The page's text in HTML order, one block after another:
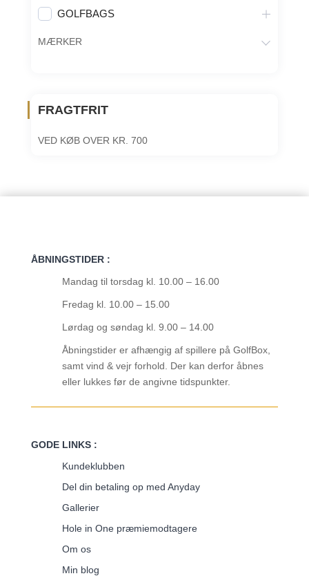
GOLFBAGS
MÆRKER
FRAGTFRIT
VED KØB OVER KR. 700
ÅBNINGSTIDER :
Mandag til torsdag kl. 10.00 – 16.00
Fredag kl. 10.00 – 15.00
Lørdag og søndag kl. 9.00 – 14.00
Åbningstider er afhængig af spillere på GolfBox,
samt vind & vejr forhold. Der kan derfor åbnes
eller lukkes før de angivne tidspunkter.
GODE LINKS :
Kundeklubben
Del din betaling op med Anyday
Gallerier
Hole in One præmiemodtagere
Om os
Min blog